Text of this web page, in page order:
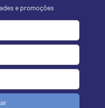
e promoções